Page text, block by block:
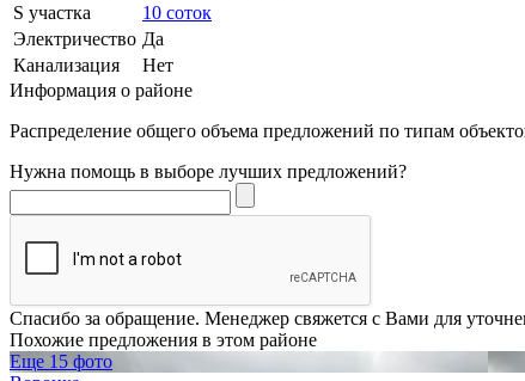
S участка
10 соток
Электричество Да
Канализация
Нет
Информация о районе
Распределение общего объема предложений по типам
Нужна помощь в выборе лучших предложений?
Спасибо за обращение. Менеджер свяжется с Вами для
Похожие предложения в этом районе
Еще 15 фото